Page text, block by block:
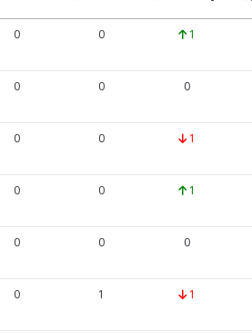
0 0 1
0 0 0
0 0 1
0 0 1
0 0 0
0 1 1